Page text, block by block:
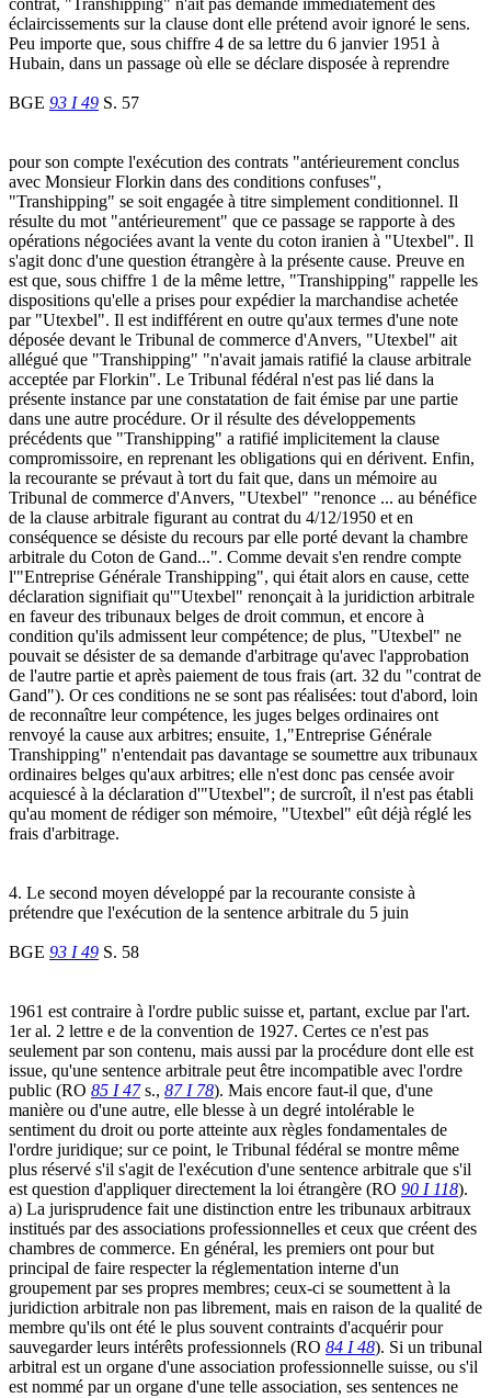
éclaircissements sur la clause dont elle prétend avoir ignoré le sens.
Peu importe que, sous chiffre 4 de sa lettre du 6 janvier 1951 à
Hubain, dans un passage où elle se déclare disposée à reprendre
BGE 93 I 49 S. 57
pour son compte l'exécution des contrats "antérieurement conclus
avec Monsieur Florkin dans des conditions confuses",
"Transhipping" se soit engagée à titre simplement conditionnel. Il
résulte du mot "antérieurement" que ce passage se rapporte à des
opérations négociées avant la vente du coton iranien à "Utexbel". Il
s'agit donc d'une question étrangère à la présente cause. Preuve en
est que, sous chiffre 1 de la même lettre, "Transhipping" rappelle les
dispositions qu'elle a prises pour expédier la marchandise achetée
par "Utexbel". Il est indifférent en outre qu'aux termes d'une note
déposée devant le Tribunal de commerce d'Anvers, "Utexbel" ait
allégué que "Transhipping" "n'avait jamais ratifié la clause arbitrale
acceptée par Florkin". Le Tribunal fédéral n'est pas lié dans la
présente instance par une constatation de fait émise par une partie
dans une autre procédure. Or il résulte des développements
précédents que "Transhipping" a ratifié implicitement la clause
compromissoire, en reprenant les obligations qui en dérivent. Enfin,
la recourante se prévaut à tort du fait que, dans un mémoire au
Tribunal de commerce d'Anvers, "Utexbel" "renonce ... au bénéfice
de la clause arbitrale figurant au contrat du 4/12/1950 et en
conséquence se désiste du recours par elle porté devant la chambre
arbitrale du Coton de Gand...". Comme devait s'en rendre compte
l'"Entreprise Générale Transhipping", qui était alors en cause, cette
déclaration signifiait qu'"Utexbel" renonçait à la juridiction arbitrale
en faveur des tribunaux belges de droit commun, et encore à
condition qu'ils admissent leur compétence; de plus, "Utexbel" ne
pouvait se désister de sa demande d'arbitrage qu'avec l'approbation
de l'autre partie et après paiement de tous frais (art. 32 du "contrat de
Gand"). Or ces conditions ne se sont pas réalisées: tout d'abord, loin
de reconnaître leur compétence, les juges belges ordinaires ont
renvoyé la cause aux arbitres; ensuite, 1,"Entreprise Générale
Transhipping" n'entendait pas davantage se soumettre aux tribunaux
ordinaires belges qu'aux arbitres; elle n'est donc pas censée avoir
acquiescé à la déclaration d'"Utexbel"; de surcroît, il n'est pas établi
qu'au moment de rédiger son mémoire, "Utexbel" eût déjà réglé les
frais d'arbitrage.
4. Le second moyen développé par la recourante consiste à
prétendre que l'exécution de la sentence arbitrale du 5 juin
BGE 93 I 49 S. 58
1961 est contraire à l'ordre public suisse et, partant, exclue par l'art.
1er al. 2 lettre e de la convention de 1927. Certes ce n'est pas
seulement par son contenu, mais aussi par la procédure dont elle est
issue, qu'une sentence arbitrale peut être incompatible avec l'ordre
public (RO 85 I 47s., 87 I 78). Mais encore faut-il que, d'une
manière ou d'une autre, elle blesse à un degré intolérable le
sentiment du droit ou porte atteinte aux règles fondamentales de
l'ordre juridique; sur ce point, le Tribunal fédéral se montre même
plus réservé s'il s'agit de l'exécution d'une sentence arbitrale que s'il
est question d'appliquer directement la loi étrangère (RO 90 I 118).
a) La jurisprudence fait une distinction entre les tribunaux arbitraux
institués par des associations professionnelles et ceux que créent des
chambres de commerce. En général, les premiers ont pour but
principal de faire respecter la réglementation interne d'un
groupement par ses propres membres; ceux-ci se soumettent à la
juridiction arbitrale non pas librement, mais en raison de la qualité de
membre qu'ils ont été le plus souvent contraints d'acquérir pour
sauvegarder leurs intérêts professionnels (RO 84 I 48). Si un tribunal
arbitral est un organe d'une association professionnelle suisse, ou s'il
est nommé par un organe d'une telle association, ses sentences ne